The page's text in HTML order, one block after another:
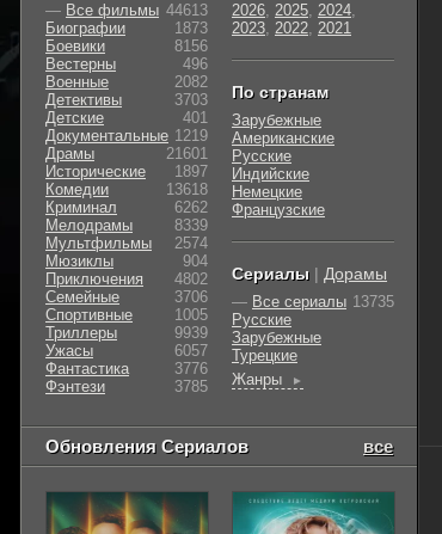
— Все фильмы 44613
Биографии
1873
Боевики
8156
Вестерны
496
Военные
2082
Детективы
3703
Детские
401
Документальные 1219
Драмы
21601
Исторические
1897
Комедии
13618
Криминал
6262
Мелодрамы
8339
Мультфильмы
2574
Мюзиклы
904
Приключения
4802
Семейные
3706
Cпортивные
1005
Триллеры
9939
Ужасы
6057
Фантастика
3776
Фэнтези
3785
2026, 2025, 2024,
2023, 2022, 2021
По странам
Зарубежные
Американские
Русские
Индийские
Немецкие
Французские
Сериалы | Дорамы
— Все сериалы 13735
Русские
Зарубежные
Турецкие
Жанры
►
Обновления Сериалов все